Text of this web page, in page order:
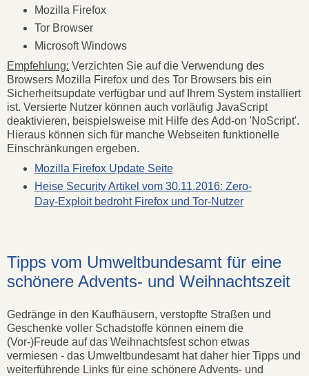
Mozilla Firefox
Tor Browser
Microsoft Windows
Empfehlung: Verzichten Sie auf die Verwendung des
Browsers Mozilla Firefox und des Tor Browsers bis ein
Sicherheitsupdate verfügbar und auf Ihrem System installiert
ist. Versierte Nutzer können auch vorläufig JavaScript
deaktivieren, beispielsweise mit Hilfe des Add-on 'NoScript'.
Hieraus können sich für manche Webseiten funktionelle
Einschränkungen ergeben.
Mozilla Firefox Update Seite
Heise Security Artikel vom 30.11.2016: Zero-
Day-Exploit bedroht Firefox und Tor-Nutzer
Tipps vom Umweltbundesamt für eine
schönere Advents- und Weihnachtszeit
Gedränge in den Kaufhäusern, verstopfte Straßen und
Geschenke voller Schadstoffe können einem die
(Vor-)Freude auf das Weihnachtsfest schon etwas
vermiesen - das Umweltbundesamt hat daher hier Tipps und
weiterführende Links für eine schönere Advents- und